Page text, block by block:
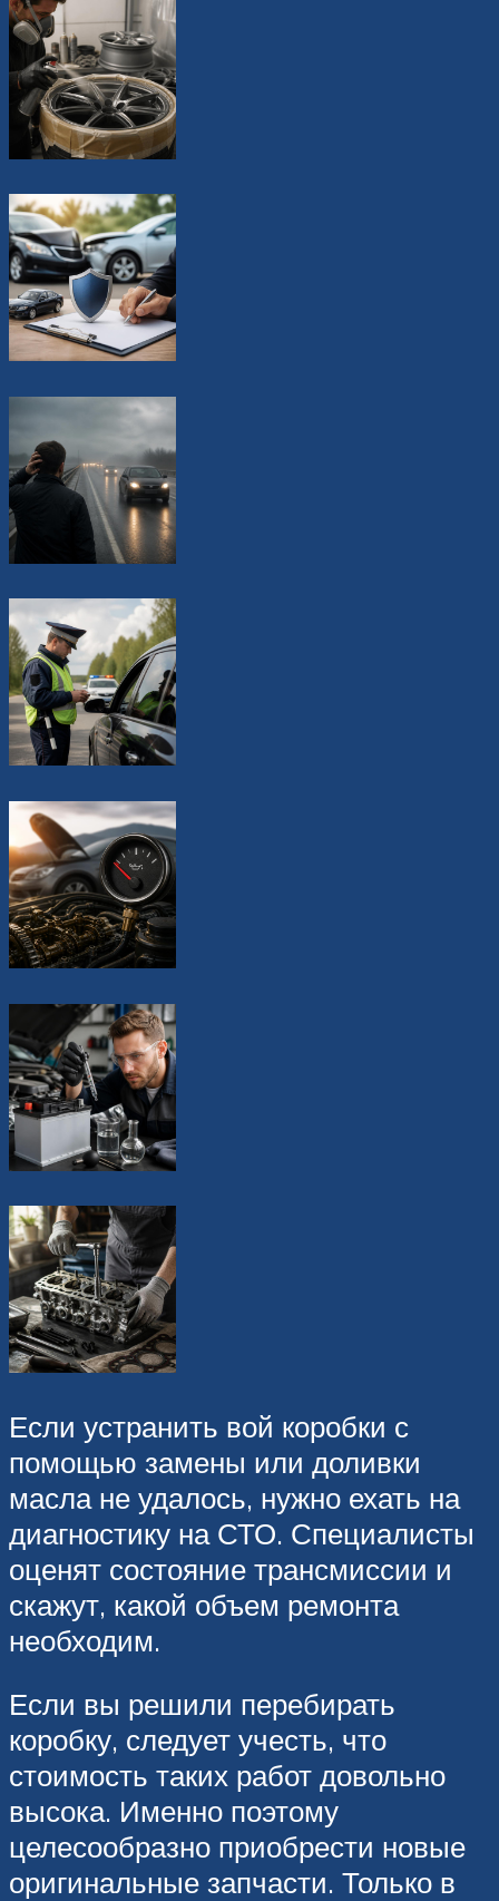
Если устранить вой коробки с
помощью замены или доливки
масла не удалось, нужно ехать на
диагностику на СТО. Специалисты
оценят состояние трансмиссии и
скажут, какой объем ремонта
необходим.
Если вы решили перебирать
коробку, следует учесть, что
стоимость таких работ довольно
высока. Именно поэтому
целесообразно приобрести новые
оригинальные запчасти. Только в